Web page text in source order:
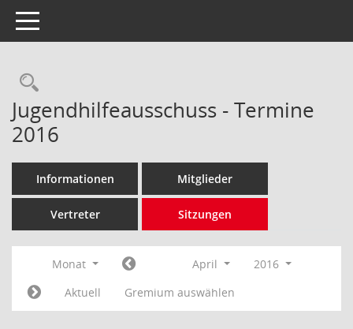
Toggle navigation
Rechercheauswahl
Jugendhilfeausschuss - Termine
2016
Informationen Mitglieder
Vertreter Sitzungen
Monat April
2016
Aktuell
Gremium auswählen